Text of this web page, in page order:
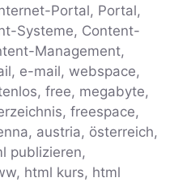
Portal, Portal,
Systeme, Content-
Management,
e-mail, webspace,
free, megabyte,
freespace,
austria, österreich,
publizieren,
html kurs, html